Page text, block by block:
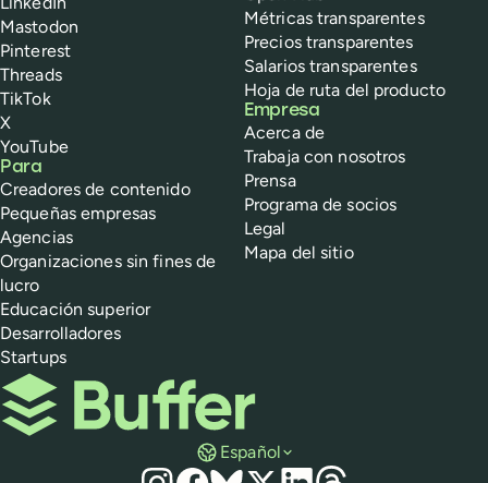
Mastodon
Pinterest
Threads
TikTok
X
YouTube
Para
Creadores de contenido
Pequeñas empresas
Agencias
Organizaciones sin fines de
lucro
Educación superior
Desarrolladores
Startups
Métricas transparentes
Precios transparentes
Salarios transparentes
Hoja de ruta del producto
Empresa
Acerca de
Trabaja con nosotros
Prensa
Programa de socios
Legal
Mapa del sitio
Buffer
Español
Redes sociales
Instagram
Facebook
Bluesky
X LinkedIn
Threads